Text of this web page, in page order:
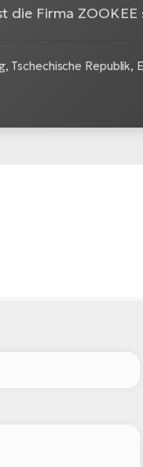
die Firma ZOOKEE
Tschechische Republik,